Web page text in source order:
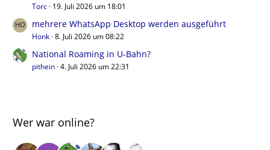
Torc 19. Juli 2026 um 18:01
mehrere WhatsApp Desktop werden ausgeführt
Honk 8. Juli 2026 um 08:22
National Roaming in U-Bahn?
pithein 4. Juli 2026 um 22:31
Wer war online?